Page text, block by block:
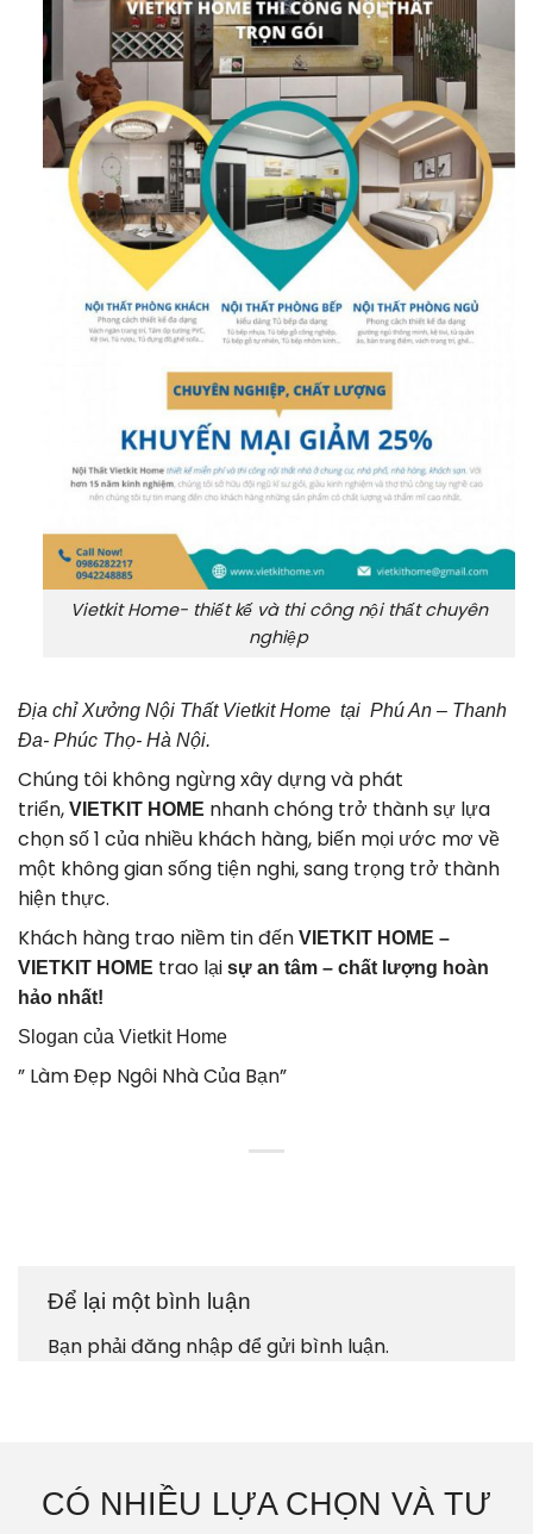
Vietkit Home- thiết kế và thi công nội thất chuyên
nghiệp
Địa chỉ Xưởng Nội Thất Vietkit Home tại Phú An – Thanh
Đa- Phúc Thọ- Hà Nội.
Chúng tôi không ngừng xây dựng và phát
triển, VIETKIT HOME nhanh chóng trở thành sự lựa
chọn số 1 của nhiều khách hàng, biến mọi ước mơ về
một không gian sống tiện nghi, sang trọng trở thành
hiện thực.
Khách hàng trao niềm tin đến VIETKIT HOME –
VIETKIT HOME trao lại sự an tâm – chất lượng hoàn
hảo nhất!
Slogan của Vietkit Home
” Làm Đẹp Ngôi Nhà Của Bạn”
Để lại một bình luận
Bạn phảiđăng nhậpđể gửi bình luận.
CÓ NHIỀU LỰA CHỌN VÀ TƯ